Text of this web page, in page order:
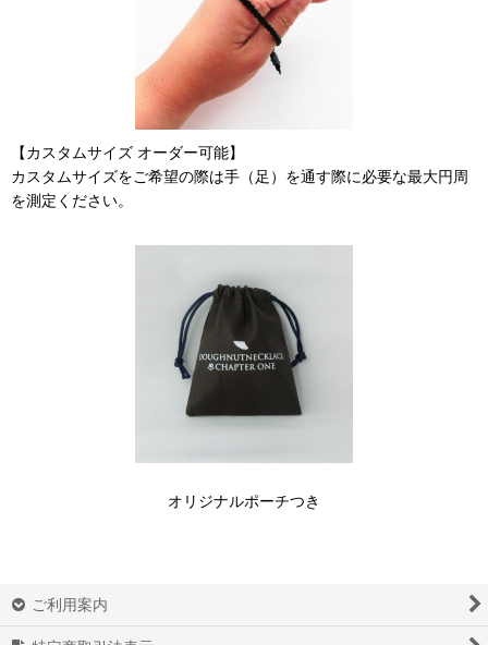
【カスタムサイズ オーダー可能】
カスタムサイズをご希望の際は手（足）を通す際に必要な最大円周
を測定ください。
オリジナルポーチつき
ご利用案内